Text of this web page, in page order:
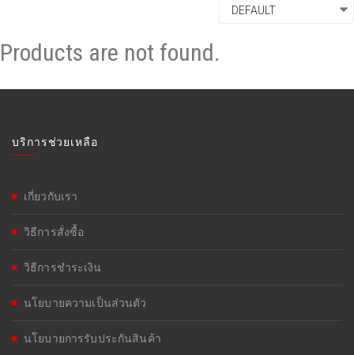
Products are not found.
บริการช่วยเหลือ
เกี่ยวกับเรา
วิธีการสั่งซื้อ
วิธีการชำระเงิน
นโยบายความเป็นส่วนตัว
นโยบายการรับประกันสินค้า